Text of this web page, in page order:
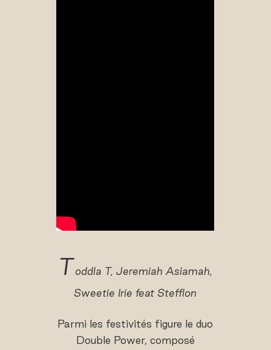
T oddla T, Jeremiah Asiamah,
Sweetie Irie feat Stefflon
Parmi les festivités figure le duo
Double Power, composé